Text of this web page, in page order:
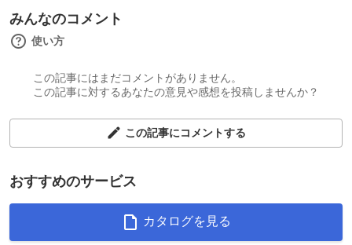
みんなのコメント
使い方
この記事にはまだコメントがありません。
この記事に対するあなたの意見や感想を投稿しませんか？
この記事にコメントする
おすすめのサービス
カタログを見る